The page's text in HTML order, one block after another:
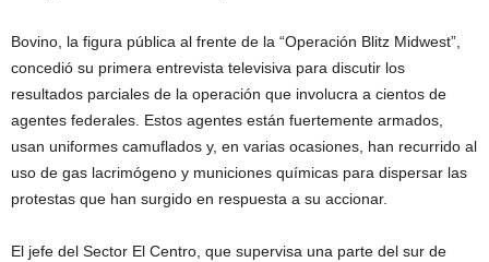
Bovino, la figura pública al frente de la “Operación Blitz Midwest”,
concedió su primera entrevista televisiva para discutir los
resultados parciales de la operación que involucra a cientos de
agentes federales. Estos agentes están fuertemente armados,
usan uniformes camuflados y, en varias ocasiones, han recurrido al
uso de gas lacrimógeno y municiones químicas para dispersar las
protestas que han surgido en respuesta a su accionar.
El jefe del Sector El Centro, que supervisa una parte del sur de